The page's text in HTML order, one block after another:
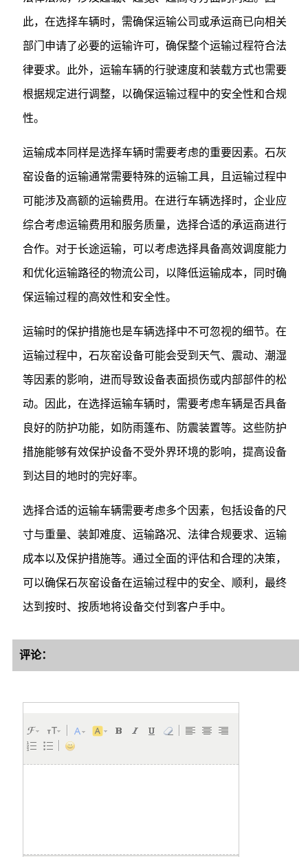
此，在选择车辆时，需确保运输公司或承运商已向相关
部门申请了必要的运输许可，确保整个运输过程符合法
律要求。此外，运输车辆的行驶速度和装载方式也需要
根据规定进行调整，以确保运输过程中的安全性和合规
性。
运输成本同样是选择车辆时需要考虑的重要因素。石灰
窑设备的运输通常需要特殊的运输工具，且运输过程中
可能涉及高额的运输费用。在进行车辆选择时，企业应
综合考虑运输费用和服务质量，选择合适的承运商进行
合作。对于长途运输，可以考虑选择具备高效调度能力
和优化运输路径的物流公司，以降低运输成本，同时确
保运输过程的高效性和安全性。
运输时的保护措施也是车辆选择中不可忽视的细节。在
运输过程中，石灰窑设备可能会受到天气、震动、潮湿
等因素的影响，进而导致设备表面损伤或内部部件的松
动。因此，在选择运输车辆时，需要考虑车辆是否具备
良好的防护功能，如防雨篷布、防震装置等。这些防护
措施能够有效保护设备不受外界环境的影响，提高设备
到达目的地时的完好率。
选择合适的运输车辆需要考虑多个因素，包括设备的尺
寸与重量、装卸难度、运输路况、法律合规要求、运输
成本以及保护措施等。通过全面的评估和合理的决策，
可以确保石灰窑设备在运输过程中的安全、顺利，最终
达到按时、按质地将设备交付到客户手中。
评论：